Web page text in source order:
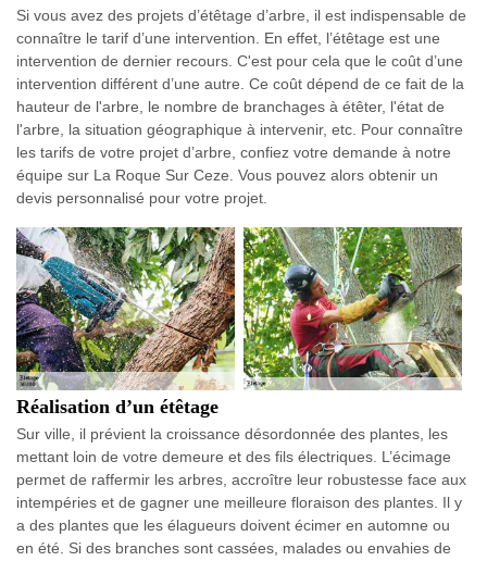
Si vous avez des projets d’étêtage d’arbre, il est indispensable de
connaître le tarif d’une intervention. En effet, l’étêtage est une
intervention de dernier recours. C'est pour cela que le coût d’une
intervention différent d’une autre. Ce coût dépend de ce fait de la
hauteur de l'arbre, le nombre de branchages à étêter, l'état de
l'arbre, la situation géographique à intervenir, etc. Pour connaître
les tarifs de votre projet d’arbre, confiez votre demande à notre
équipe sur La Roque Sur Ceze. Vous pouvez alors obtenir un
devis personnalisé pour votre projet.
Réalisation d’un étêtage
Sur ville, il prévient la croissance désordonnée des plantes, les
mettant loin de votre demeure et des fils électriques. L’écimage
permet de raffermir les arbres, accroître leur robustesse face aux
intempéries et de gagner une meilleure floraison des plantes. Il y
a des plantes que les élagueurs doivent écimer en automne ou
en été. Si des branches sont cassées, malades ou envahies de